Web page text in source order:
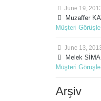
June 19,
Muzaffer
Müşteri
June 13,
Melek SİMA
Müşteri
Arşiv